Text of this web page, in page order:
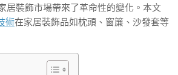
居裝飾市場帶來了革命性的變化。本文
術在家居裝飾品如枕頭、窗簾、沙發套等